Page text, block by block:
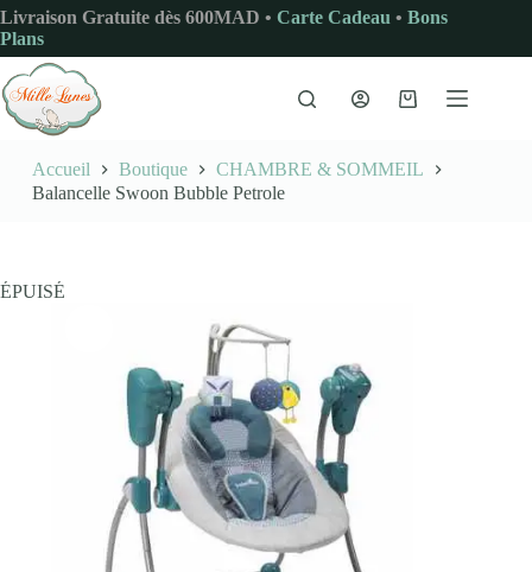
Passer
au
contenu
Livraison Gratuite dès 600MAD • Carte Cadeau • Bons
Plans
Panier
Accueil Boutique
CHAMBRE & SOMMEIL
Balancelle Swoon Bubble Petrole
ÉPUISÉ